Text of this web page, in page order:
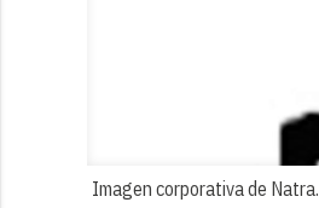
Imagen corporativa de Natra.